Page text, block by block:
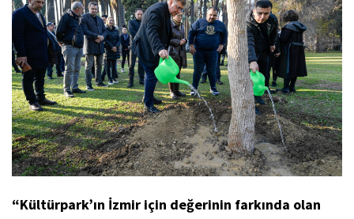
“Kültürpark’ın İzmir için değerinin farkında olan